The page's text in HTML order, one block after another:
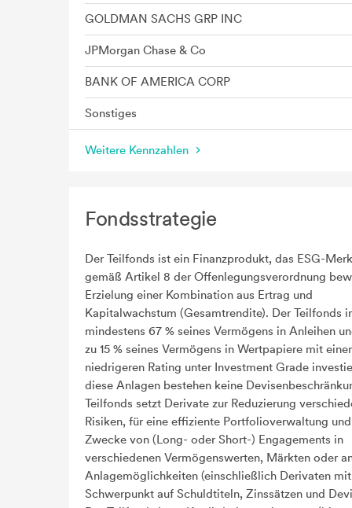
GOLDMAN SACHS GRP INC
JPMorgan Chase & Co
BANK OF AMERICA CORP
Sonstiges
Weitere Kennzahlen
Fondsstrategie
Der Teilfonds ist ein Finanzprodukt, das ESG-
gemäß Artikel 8 der Offenlegungsverordnung
Erzielung einer Kombination aus Ertrag und
Kapitalwachstum (Gesamtrendite). Der Teilfonds
mindestens 67 % seines Vermögens in Anleihen
zu 15 % seines Vermögens in Wertpapiere mit
niedrigeren Rating unter Investment Grade
diese Anlagen bestehen keine
Teilfonds setzt Derivate zur Reduzierung
Risiken, für eine effiziente Portfolioverwaltung
Zwecke von (Long- oder Short-) Engagements in
verschiedenen Vermögenswerten, Märkten oder
Anlagemöglichkeiten (einschließlich Derivaten mit
Schwerpunkt auf Schuldtiteln, Zinssätzen und